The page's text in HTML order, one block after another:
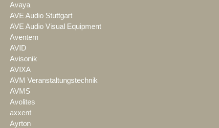
Avaya
AVE Audio Stuttgart
AVE Audio Visual Equipment
Aventem
AVID
Avisonik
AVIXA
AVM Veranstaltungstechnik
AVMS
Avolites
axxent
Ayrton